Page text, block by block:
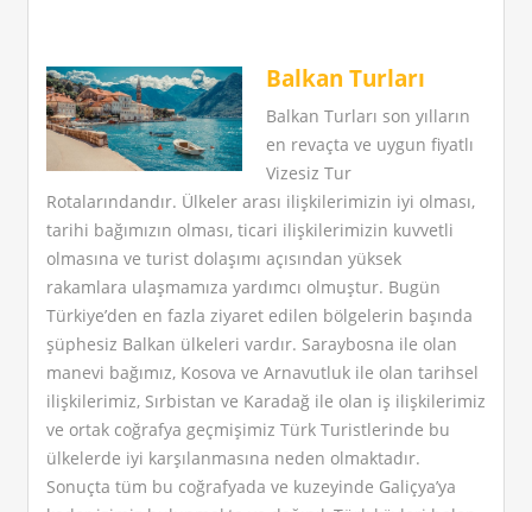
Balkan Turları
Balkan Turları son yılların
en revaçta ve uygun fiyatlı
Vizesiz Tur
Rotalarındandır. Ülkeler arası ilişkilerimizin iyi olması,
tarihi bağımızın olması, ticari ilişkilerimizin kuvvetli
olmasına ve turist dolaşımı açısından yüksek
rakamlara ulaşmamıza yardımcı olmuştur. Bugün
Türkiye’den en fazla ziyaret edilen bölgelerin başında
şüphesiz Balkan ülkeleri vardır. Saraybosna ile olan
manevi bağımız, Kosova ve Arnavutluk ile olan tarihsel
ilişkilerimiz, Sırbistan ve Karadağ ile olan iş ilişkilerimiz
ve ortak coğrafya geçmişimiz Türk Turistlerinde bu
ülkelerde iyi karşılanmasına neden olmaktadır.
Sonuçta tüm bu coğrafyada ve kuzeyinde Galiçya’ya